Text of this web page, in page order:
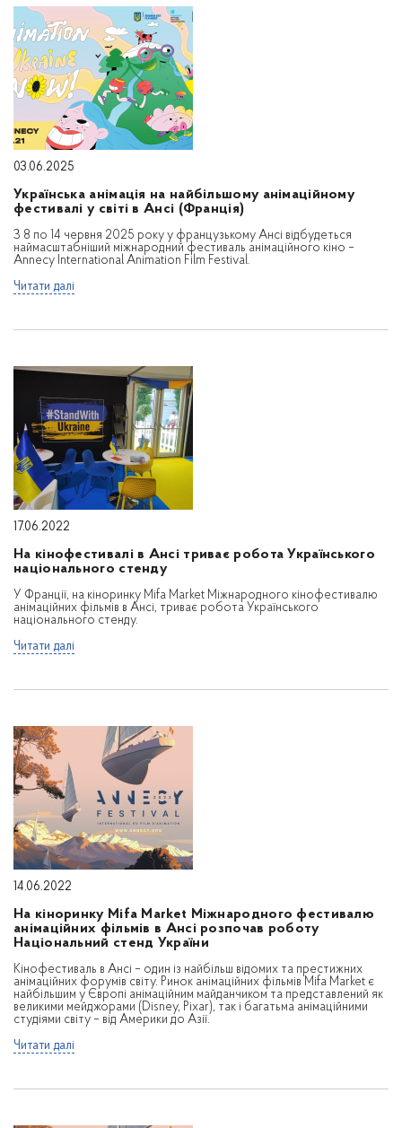
03.06.2025
Українська анімація на найбільшому анімаційному
фестивалі у світі в Ансі (Франція)
З 8 по 14 червня 2025 року у французькому Ансі відбудеться
наймасштабніший міжнародний фестиваль анімаційного кіно –
Annecy International Animation Film Festival.
Читати далі
17.06.2022
На кінофестивалі в Ансі триває робота Українського
національного стенду
У Франції, на кіноринку Mifa Market Міжнародного кінофестивалю
анімаційних фільмів в Ансі, триває робота Українського
національного стенду.
Читати далі
14.06.2022
На кіноринку Mifa Market Міжнародного фестивалю
анімаційних фільмів в Ансі розпочав роботу
Національний стенд України
Кінофестиваль в Ансі – один із найбільш відомих та престижних
анімаційних форумів світу. Ринок анімаційних фільмів Mifa Market є
найбільшим у Європі анімаційним майданчиком та представлений як
великими мейджорами (Disney, Pixar), так і багатьма анімаційними
студіями світу – від Америки до Азії.
Читати далі